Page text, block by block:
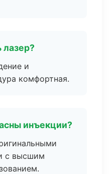
лазер?
и
комфортная.
инъекции?
с высшим